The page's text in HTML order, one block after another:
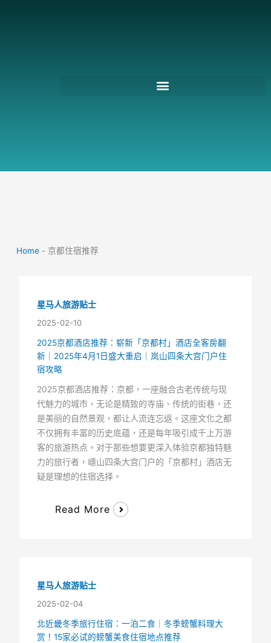
Home - 京都住宿推荐
星马人旅游贴士
2025-02-10
2025京都酒店推荐：崭新「京都村」酒店全客房翻
新｜2025年4月1日盛大重启｜岚山四条大宫门户住
宿攻略
2025京都酒店推荐：京都，一座融合古老传统与现
代魅力的城市，无论是精致的寺庙、传统的街巷，还
是美丽的自然景观，都让人流连忘返。这座文化之都
不仅拥有丰富的历史底蕴，还是每年吸引成千上万游
客的旅游热点。对于那些想要更深入体验京都独特魅
力的旅行者，嶾山四条大宫门户的「京都村」酒店无
疑是理想的住宿选择。
Read More
星马人旅游贴士
2025-02-04
北近畿冬季旅行住宿：一泊二食｜冬季螃蟹料理大
赏！15家必试的螃蟹美食住宿地点推荐